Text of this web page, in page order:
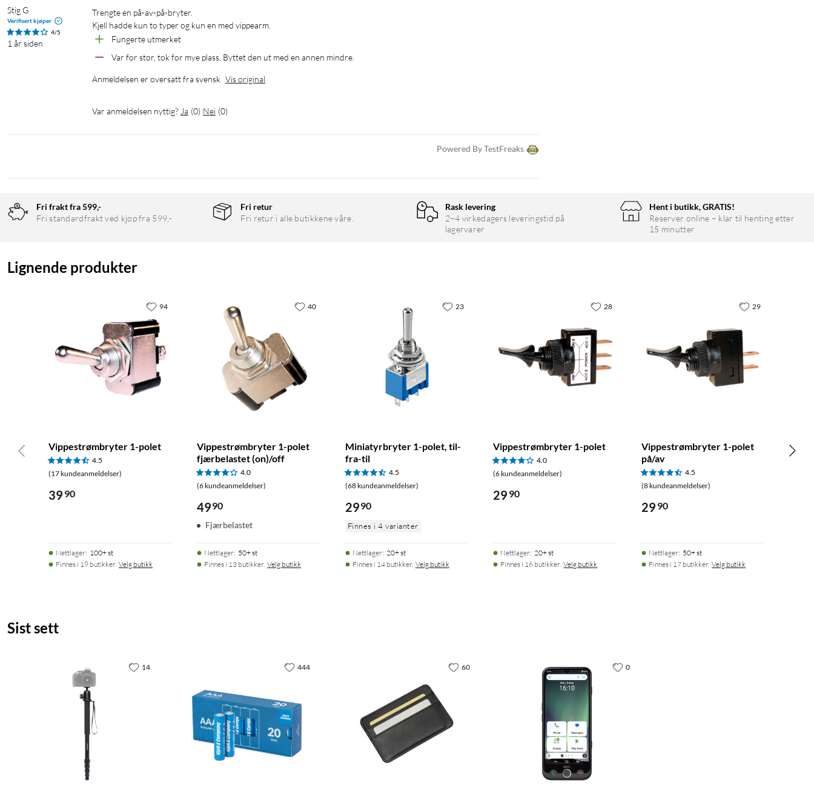
Stig G
Verifisert kjøper
4/5
1 år siden
Trengte en på-av-på-bryter.
Kjell hadde kun to typer og kun en med vippearm.
Fungerte utmerket
Var for stor, tok for mye plass. Byttet den ut med en annen mindre.
Anmeldelsen er oversatt fra svensk Vis original
Var anmeldelsen nyttig? Ja (0) Nei (0)
Powered By TestFreaks
Fri frakt fra 599,-
Fri standardfrakt ved kjøp fra 599,-
Fri retur
Fri retur i alle butikkene våre.
Rask levering
2–4 virkedagers leveringstid på
lagervarer
Hent i butikk, GRATIS!
Reserver online – klar til henting etter
15 minutter
Lignende produkter
Vippestrømbryter 1-polet
4.5
(17 kundeanmeldelser)
39 90
Nettlager: 100+ st
Finnes i 19 butikker. Velg butikk
94
Vippestrømbryter 1-polet
fjærbelastet (on)/off
4.0
(6 kundeanmeldelser)
4990
Fjærbelastet
Nettlager: 50+ st
Finnes i 13 butikker. Velg butikk
40
Miniatyrbryter 1-polet, til-
fra-til
4.5
(68 kundeanmeldelser)
2990
Finnes i 4 varianter
Nettlager: 20+ st
Finnes i 14 butikker. Velg butikk
23
Vippestrømbryter 1-polet
4.0
(6 kundeanmeldelser)
29 90
Nettlager: 20+ st
Finnes i 16 butikker. Velg butikk
28
Vippestrømbryter 1-polet
på/av
4.5
(8 kundeanmeldelser)
29 90
Nettlager: 50+ st
Finnes i 17 butikker. Velg butikk
29
Sist sett
14 444 60 0